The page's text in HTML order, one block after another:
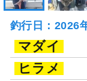
釣行日：2026
マダイ
ヒラメ